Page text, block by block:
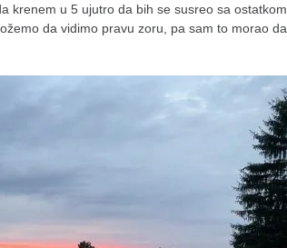
krenem u 5 ujutro da bih se susreo sa ostatkom
da vidimo pravu zoru, pa sam to morao da